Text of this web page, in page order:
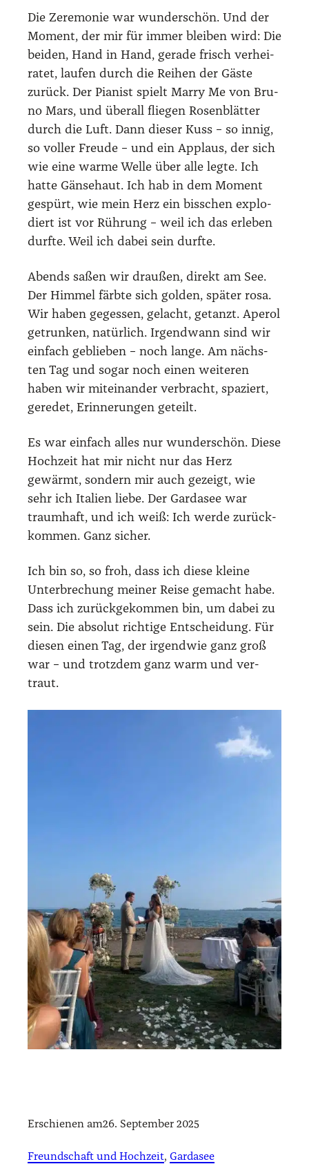
Die Zere­mo­nie war wun­der­schön. Und der
Moment, der mir für immer blei­ben wird: Die
bei­den, Hand in Hand, gera­de frisch ver­hei­
ra­tet, lau­fen durch die Rei­hen der Gäs­te
zurück. Der Pia­nist spielt Mar­ry Me von Bru­
no Mars, und über­all flie­gen Rosen­blät­ter
durch die Luft. Dann die­ser Kuss – so innig,
so vol­ler Freu­de – und ein Applaus, der sich
wie eine war­me Wel­le über alle leg­te. Ich
hat­te Gän­se­haut. Ich hab in dem Moment
gespürt, wie mein Herz ein biss­chen explo­
diert ist vor Rüh­rung – weil ich das erle­ben
durf­te. Weil ich dabei sein durf­te.
Abends saßen wir drau­ßen, direkt am See.
Der Him­mel färb­te sich gol­den, spä­ter rosa.
Wir haben geges­sen, gelacht, getanzt. Ape­rol
getrun­ken, natür­lich. Irgend­wann sind wir
ein­fach geblie­ben – noch lan­ge. Am nächs­
ten Tag und sogar noch einen wei­te­ren
haben wir mit­ein­an­der ver­bracht, spa­ziert,
gere­det, Erin­ne­run­gen geteilt.
Es war ein­fach alles nur wun­der­schön. Die­se
Hoch­zeit hat mir nicht nur das Herz
gewärmt, son­dern mir auch gezeigt, wie
sehr ich Ita­li­en lie­be. Der Gar­da­see war
traum­haft, und ich weiß: Ich wer­de zurück­
kom­men. Ganz sicher.
Ich bin so, so froh, dass ich die­se klei­ne
Unter­bre­chung mei­ner Rei­se gemacht habe.
Dass ich zurück­ge­kom­men bin, um dabei zu
sein. Die abso­lut rich­ti­ge Ent­schei­dung. Für
die­sen einen Tag, der irgend­wie ganz groß
war – und trotz­dem ganz warm und ver­
traut.
Erschienen am26. September 2025
Freundschaft und Hochzeit, Gardasee